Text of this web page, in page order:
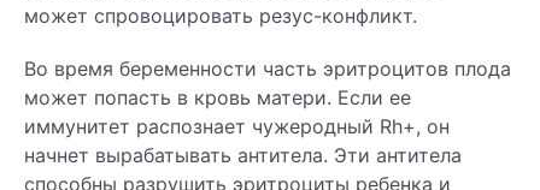
может спровоцировать резус-конфликт.
Во время беременности часть эритроцитов плода
может попасть в кровь матери. Если ее
иммунитет распознает чужеродный Rh+, он
начнет вырабатывать антитела. Эти антитела
способны разрушить эритроциты ребенка и